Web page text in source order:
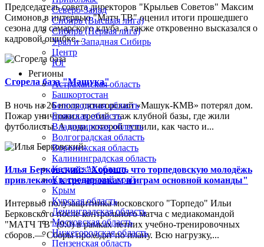
Председатель совета директоров "Крыльев Советов" Максим
Симонов в интервью "Матч ТВ" оценил итоги прошедшего
сезона для самарского клуба, а также откровенно высказался о
кадровой ошибке...
Сгорела база "Машука"
В ночь на 26 июля пятигорский «Машук-КМВ» потерял дом.
Пожар уничтожил третий этаж клубной базы, где жили
футболисты. А вода, которой тушили, как часто и...
Илья Берковский: "Хорошо, что торпедовскую молодёжь
привлекают к тренировкам и играм основной команды"
Интервью полузащитника московского "Торпедо" Ильи
Берковского после контрольного матча с медиакомандой
"МАТЧ ТВ" (9:0) в рамках летних учебно-тренировочных
сборов.— Сборы проходят по плану. Всю нагрузку,...
Северо-Запад
Сибирь (Высшая лига)
Сибирь (Первая лига)
Урал и Западная Сибирь
Центр
Юг
Регионы
Астраханская область
Башкортостан
Белгородская область
Брянская область
Владимирская область
Волгоградская область
Воронежская область
Калининградская область
Калужская область
Краснодарский край
Крым
Курская область
Ленинградская область
Московская область
Нижегородская область
Пензенская область